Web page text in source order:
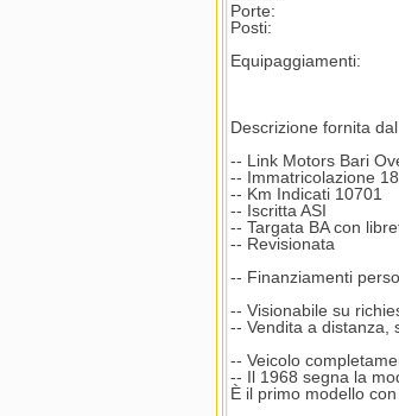
Porte:
Posti:
Equipaggiamenti:
Descrizione fornita
-- Link Motors Bari
-- Immatricolazione
-- Km Indicati 10701
-- Iscritta ASI
-- Targata BA con
-- Revisionata
-- Finanziamenti
-- Visionabile su
-- Vendita a distanza,
-- Veicolo
-- Il 1968 segna la
È il primo modello